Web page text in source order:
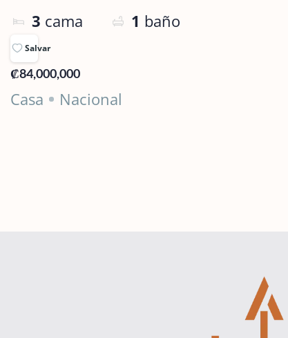
3 cama 1 baño
Salvar
₡84,000,000
Casa Nacional